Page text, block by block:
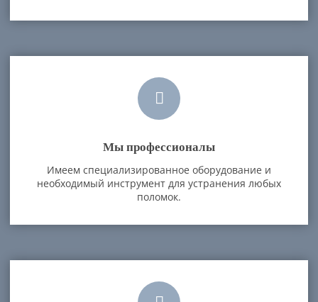
Мы профессионалы
Имеем специализированное оборудование и
необходимый инструмент для устранения любых
поломок.